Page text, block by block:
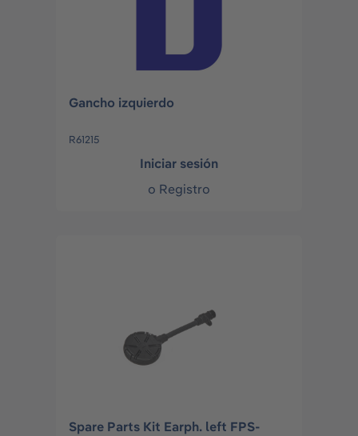
Gancho izquierdo
R61215
Iniciar sesión
o Registro
Spare Parts Kit Earph. left FPS-